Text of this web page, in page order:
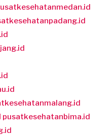
pusatkesehatanbima.id